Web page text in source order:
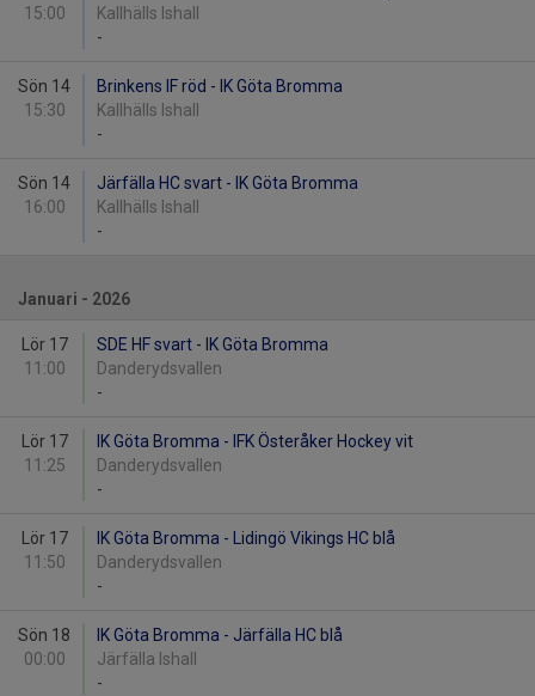
15:00
Kallhälls Ishall
-
Sön 14
15:30
Brinkens IF röd - IK Göta Bromma
Kallhälls Ishall
-
Sön 14
16:00
Järfälla HC svart - IK Göta Bromma
Kallhälls Ishall
-
Januari - 2026
Lör 17
11:00
SDE HF svart - IK Göta Bromma
Danderydsvallen
-
Lör 17
11:25
IK Göta Bromma - IFK Österåker Hockey vit
Danderydsvallen
-
Lör 17
11:50
IK Göta Bromma - Lidingö Vikings HC blå
Danderydsvallen
-
Sön 18
00:00
IK Göta Bromma - Järfälla HC blå
Järfälla Ishall
-